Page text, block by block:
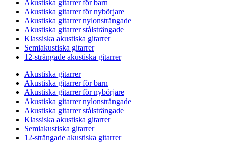
Akustiska gitarrer för barn
Akustiska gitarrer för nybörjare
Akustiska gitarrer nylonsträngade
Akustiska gitarrer stålsträngade
Klassiska akustiska gitarrer
Semiakustiska gitarrer
12-strängade akustiska gitarrer
Akustiska gitarrer
Akustiska gitarrer för barn
Akustiska gitarrer för nybörjare
Akustiska gitarrer nylonsträngade
Akustiska gitarrer stålsträngade
Klassiska akustiska gitarrer
Semiakustiska gitarrer
12-strängade akustiska gitarrer